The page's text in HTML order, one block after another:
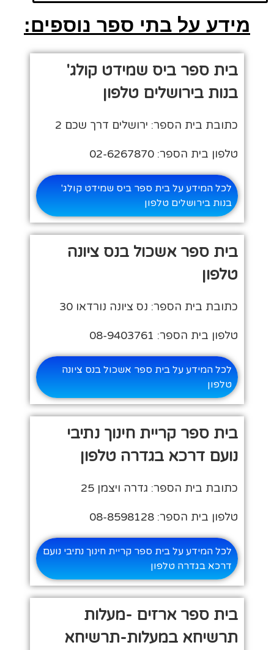
מידע על בתי ספר נוספים:
בית ספר ביס שמידט קולג'
בנות בירושלים טלפון
כתובת בית הספר: ירושלים דרך שכם 2
טלפון בית הספר: 02-6267870
לכל המידע על בית ספר ביס שמידט קולג'
בנות בירושלים טלפון
בית ספר אשכול בנס ציונה
טלפון
כתובת בית הספר: נס ציונה נורדאו 30
טלפון בית הספר: 08-9403761
לכל המידע על בית ספר אשכול בנס ציונה
טלפון
בית ספר קריית חינוך נתיבי
נועם דרכא בגדרה טלפון
כתובת בית הספר: גדרה ויצמן 25
טלפון בית הספר: 08-8598128
לכל המידע על בית ספר קריית חינוך נתיבי נועם
דרכא בגדרה טלפון
בית ספר ארזים -מעלות
תרשיחא במעלות-תרשיחא